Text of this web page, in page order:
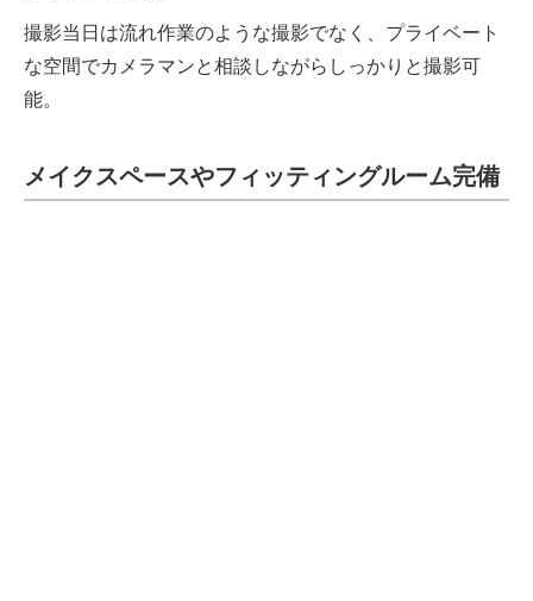
撮影当日は流れ作業のような撮影でなく、プライベート
な空間でカメラマンと相談しながらしっかりと撮影可
能。
メイクスペースやフィッティングルーム完備